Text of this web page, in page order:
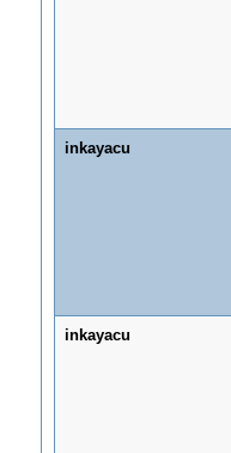
inkayacu
inkayacu